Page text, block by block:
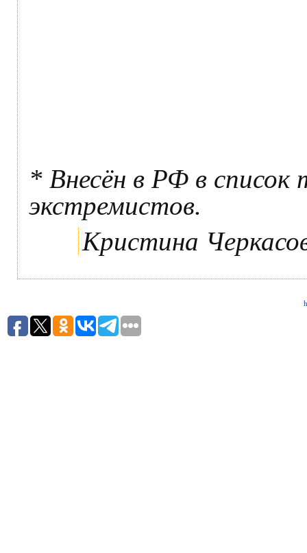
* Внесён в РФ в список
экстремистов.
Кристина